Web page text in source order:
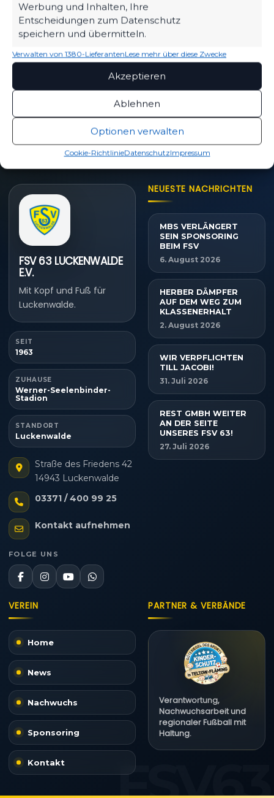
Werbung und Inhalten, Ihre
Entscheidungen zum Datenschutz
speichern und übermitteln.
Verwalten von 1380-LieferantenLese mehr über diese Zwecke
Akzeptieren
Ablehnen
Optionen verwalten
Cookie-RichtlinieDatenschutzImpressum
Nächste Partien ansehen
PARTNER WERDEN
Sponsoring & Netzwerk
FSV 63 LUCKENWALDE
E.V.
Mit Kopf und Fuß für
Luckenwalde.
SEIT
1963
ZUHAUSE
Werner-Seelenbinder-
Stadion
STANDORT
Luckenwalde
Straße des Friedens 42
14943 Luckenwalde
03371 / 400 99 25
Kontakt aufnehmen
FOLGE UNS
NEUESTE NACHRICHTEN
MBS VERLÄNGERT
SEIN SPONSORING
BEIM FSV
6. August 2026
HERBER DÄMPFER
AUF DEM WEG ZUM
KLASSENERHALT
2. August 2026
WIR VERPFLICHTEN
TILL JACOBI!
31. Juli 2026
REST GMBH WEITER
AN DER SEITE
UNSERES FSV 63!
27. Juli 2026
VEREIN
Home
News
Nachwuchs
Sponsoring
Kontakt
PARTNER & VERBÄNDE
Verantwortung,
Nachwuchsarbeit und
regionaler Fußball mit
Haltung.